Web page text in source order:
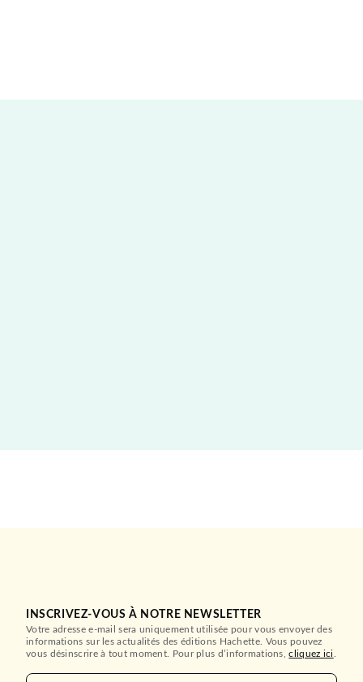
INSCRIVEZ-VOUS À NOTRE NEWSLETTER
Votre adresse e-mail sera uniquement utilisée pour vous envoyer des
informations sur les actualités des éditions Hachette. Vous pouvez
vous désinscrire à tout moment. Pour plus d’informations,cliquez ici